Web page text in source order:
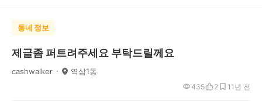
동네 정보
제글좀 퍼트려주세요 부탁드릴께요
cashwalker 역삼1동
1년 전
435 2 1